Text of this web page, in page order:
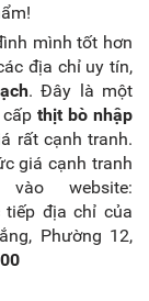
mình tốt hơn
địa chỉ uy tín,
. Đây là một
thịt bò nhập
rất cạnh tranh.
giá cạnh tranh
website:
tiếp địa chỉ của
Phường 12,